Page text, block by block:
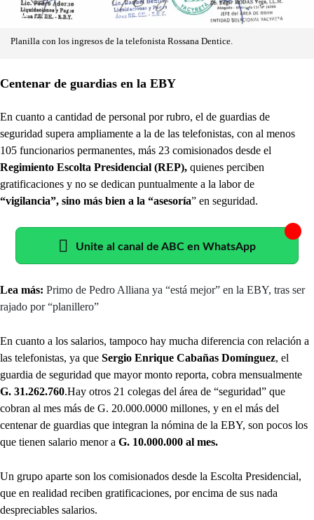
Planilla con los ingresos de la telefonista Rossana Dentice.
Centenar de guardias en la EBY
En cuanto a cantidad de personal por rubro, el de guardias de
seguridad supera ampliamente a la de las telefonistas, con al menos
105 funcionarios permanentes, más 23 comisionados desde el
Regimiento Escolta Presidencial (REP), quienes perciben
gratificaciones y no se dedican puntualmente a la labor de
“vigilancia”, sino más bien a la “asesoría” en seguridad.
Unite al canal de ABC en WhatsApp
Lea más: Primo de Pedro Alliana ya “está mejor” en la EBY, tras ser
rajado por “planillero”
En cuanto a los salarios, tampoco hay mucha diferencia con relación a
las telefonistas, ya que Sergio Enrique Cabañas Domínguez, el
guardia de seguridad que mayor monto reporta, cobra mensualmente
G. 31.262.760.Hay otros 21 colegas del área de “seguridad” que
cobran al mes más de G. 20.000.0000 millones, y en el más del
centenar de guardias que integran la nómina de la EBY, son pocos los
que tienen salario menor a G. 10.000.000 al mes.
Un grupo aparte son los comisionados desde la Escolta Presidencial,
que en realidad reciben gratificaciones, por encima de sus nada
despreciables salarios.